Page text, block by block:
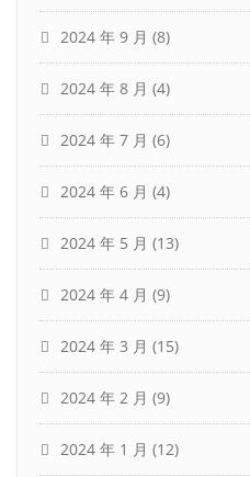
2024 年 9 月 (8)
2024 年 8 月 (4)
2024 年 7 月 (6)
2024 年 6 月 (4)
2024 年 5 月 (13)
2024 年 4 月 (9)
2024 年 3 月 (15)
2024 年 2 月 (9)
2024 年 1 月 (12)